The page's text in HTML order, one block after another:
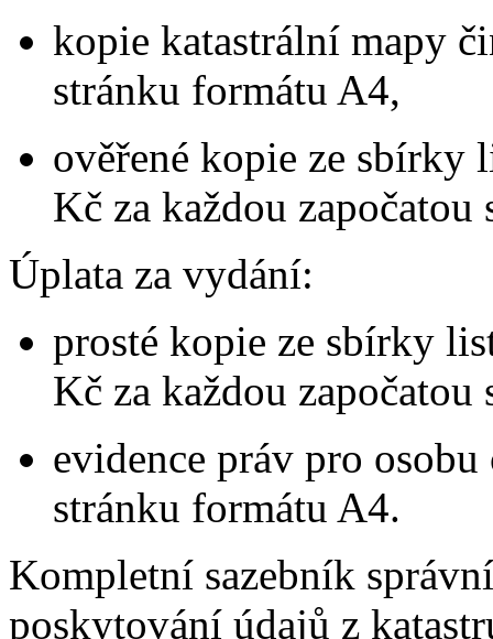
kopie katastrální mapy
stránku formátu A4,
ověřené kopie ze sbírky
Kč za každou
Úplata za vydání:
prosté kopie ze sbírky
Kč za každou
evidence práv pro
stránku formátu A4.
Kompletní sazebník
poskytování údajů z